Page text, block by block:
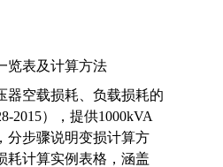
览表及计算方法
器空载损耗、负载损耗的
2015），提供1000kVA
分步骤说明变损计算方
耗计算实例表格，涵盖